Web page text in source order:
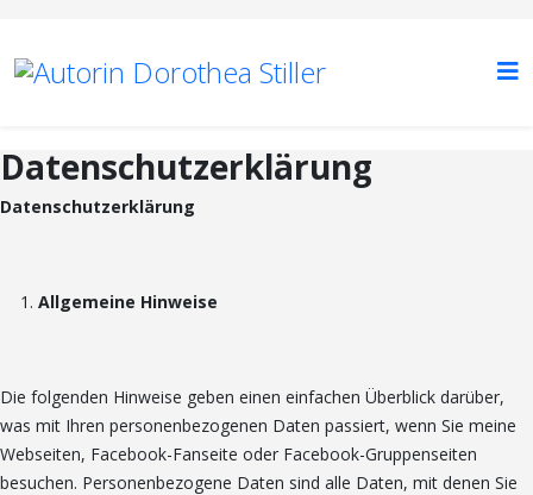
Datenschutzerklärung
Datenschutzerklärung
Allgemeine Hinweise
Die folgenden Hinweise geben einen einfachen Überblick darüber,
was mit Ihren personenbezogenen Daten passiert, wenn Sie meine
Webseiten, Facebook-Fanseite oder Facebook-Gruppenseiten
besuchen. Personenbezogene Daten sind alle Daten, mit denen Sie